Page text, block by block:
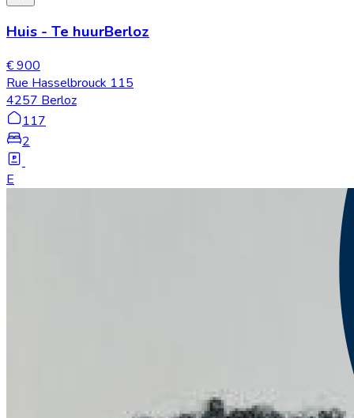
Huis - Te huurBerloz
€ 900
Rue Hasselbrouck 115
4257 Berloz
117
2
E